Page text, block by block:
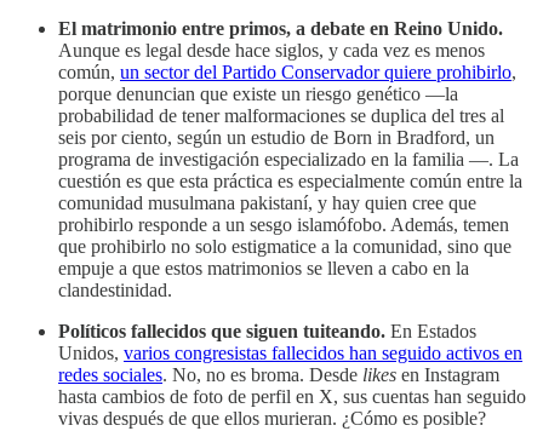
El matrimonio entre primos, a debate en Reino Unido.
Aunque es legal desde hace siglos, y cada vez es menos
común, un sector del Partido Conservador quiere prohibirlo,
porque denuncian que existe un riesgo genético —la
probabilidad de tener malformaciones se duplica del tres al
seis por ciento, según un estudio de Born in Bradford, un
programa de investigación especializado en la familia —. La
cuestión es que esta práctica es especialmente común entre la
comunidad musulmana pakistaní, y hay quien cree que
prohibirlo responde a un sesgo islamófobo. Además, temen
que prohibirlo no solo estigmatice a la comunidad, sino que
empuje a que estos matrimonios se lleven a cabo en la
clandestinidad.
Políticos fallecidos que siguen tuiteando. En Estados
Unidos, varios congresistas fallecidos han seguido activos en
redes sociales. No, no es broma. Desde likes en Instagram
hasta cambios de foto de perfil en X, sus cuentas han seguido
vivas después de que ellos murieran. ¿Cómo es posible?